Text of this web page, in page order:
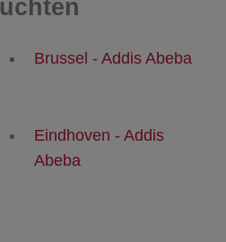
Brussel - Addis Abeba
Eindhoven - Addis
Abeba